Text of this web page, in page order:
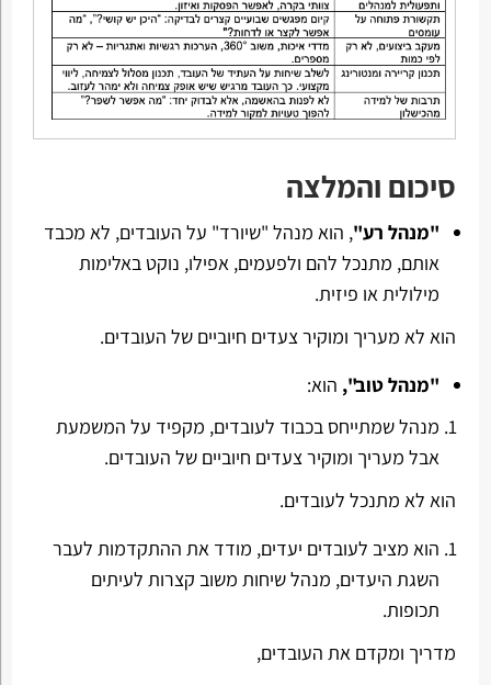
סיכום והמלצה
"מנהל רע", הוא מנהל "שיורד" על העובדים, לא מכבד
אותם, מתנכל להם ולפעמים, אפילו, נוקט באלימות
מילולית או פיזית.
הוא לא מעריך ומוקיר צעדים חיוביים של העובדים.
"מנהל טוב", הוא:
מנהל שמתייחס בכבוד לעובדים, מקפיד על המשמעת
אבל מעריך ומוקיר צעדים חיוביים של העובדים.
הוא לא מתנכל לעובדים.
הוא מציב לעובדים יעדים, מודד את ההתקדמות לעבר
השגת היעדים, מנהל שיחות משוב קצרות לעיתים
תכופות.
מדריך ומקדם את העובדים,